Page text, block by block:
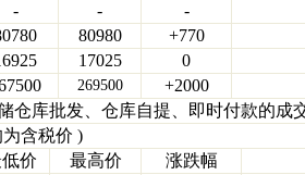
- - -
80980 +770
17025 0
269500 +2000
仓库批发、仓库自提、即时付款的成
含税价 )
价 最高价 涨跌幅